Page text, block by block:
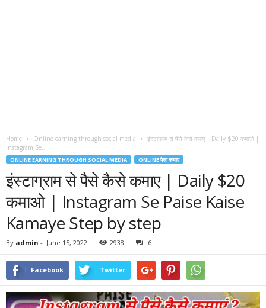
Home Online earning through social media
इंस्टाग्राम से पैसे कैसे कमाए | Daily $20 कमाओ |
Instagram Se...
ONLINE EARNING THROUGH SOCIAL MEDIA ONLINE पैसा कमाए
इंस्टाग्राम से पैसे कैसे कमाए | Daily $20
कमाओ | Instagram Se Paise Kaise
Kamaye Step by step
By admin - June 15, 2022 2938 6
Facebook Twitter